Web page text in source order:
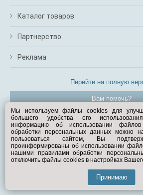
Каталог товаров
Партнерство
Реклама
Перейти на полную
Вам помочь?
© Exist.ru
Мы используем файлы cookies для
большего удобства его
информацию об использовании
обработки персональных данных можно
пользоваться сайтом, Вы
проинформированы об использовании
нашими правилами обработки
отключить файлы cookies в настройках
Принимаю